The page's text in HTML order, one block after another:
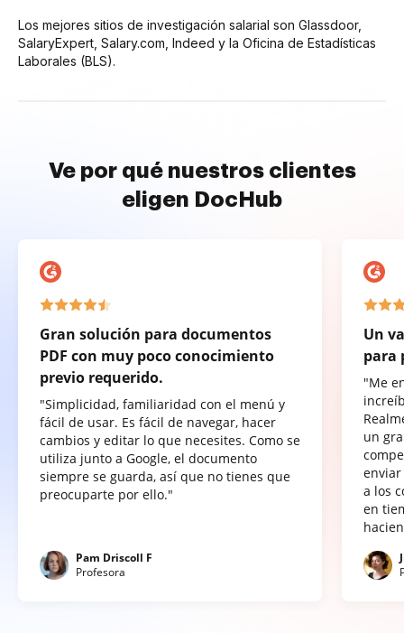
Los mejores sitios de investigación salarial son Glassdoor,
SalaryExpert, Salary.com, Indeed y la Oficina de Estadísticas
Laborales (BLS).
Ve por qué nuestros clientes
eligen DocHub
Gran solución para documentos
PDF con muy poco conocimiento
previo requerido.
"Simplicidad, familiaridad con el menú y
fácil de usar. Es fácil de navegar, hacer
cambios y editar lo que necesites. Como se
utiliza junto a Google, el documento
siempre se guarda, así que no tienes que
preocuparte por ello."
Pam Driscoll F
Profesora
Un
para
"Me
un
a los
en